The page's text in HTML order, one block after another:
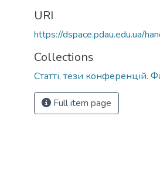
URI
https://dspace.pdau.edu.ua/
Collections
Статті, тези конференцій.
Full item page